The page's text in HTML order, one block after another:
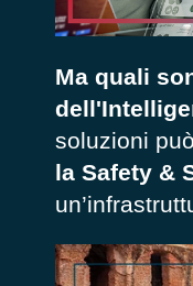
Ma quali
soluzioni
la Safety &